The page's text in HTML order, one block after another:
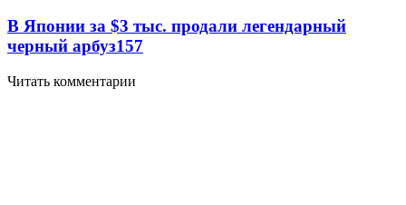
В Японии за $3 тыс. продали легендарный
черный арбуз157
Читать комментарии